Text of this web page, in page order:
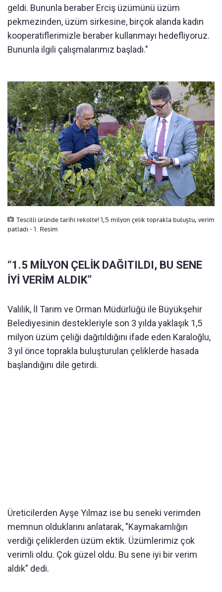
geldi. Bununla beraber Erciş üzümünü üzüm
pekmezinden, üzüm sirkesine, birçok alanda kadın
kooperatiflerimizle beraber kullanmayı hedefliyoruz.
Bununla ilgili çalışmalarımız başladı."
Tescilli üründe tarihi rekolte! 1,5 milyon çelik toprakla buluştu, verim
patladı - 1. Resim
“1.5 MİLYON ÇELİK DAĞITILDI, BU SENE
İYİ VERİM ALDIK”
Valilik, İl Tarım ve Orman Müdürlüğü ile Büyükşehir
Belediyesinin destekleriyle son 3 yılda yaklaşık 1,5
milyon üzüm çeliği dağıtıldığını ifade eden Karaloğlu,
3 yıl önce toprakla buluşturulan çeliklerde hasada
başlandığını dile getirdi.
Üreticilerden Ayşe Yılmaz ise bu seneki verimden
memnun olduklarını anlatarak, "Kaymakamlığın
verdiği çeliklerden üzüm ektik. Üzümlerimiz çok
verimli oldu. Çok güzel oldu. Bu sene iyi bir verim
aldık" dedi.